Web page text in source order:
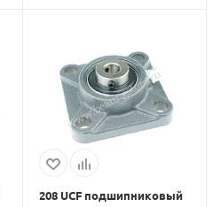
208 UCF подшипниковый